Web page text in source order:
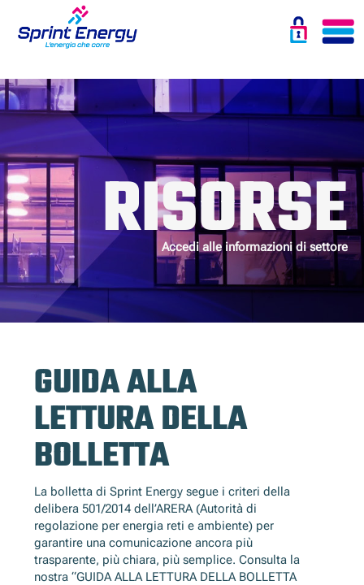
RISORSE
Accedi alle informazioni di settore
GUIDA ALLA
LETTURA DELLA
BOLLETTA
La bolletta di Sprint Energy segue i criteri della
delibera 501/2014 dell’ARERA (Autorità di
regolazione per energia reti e ambiente) per
garantire una comunicazione ancora più
trasparente, più chiara, più semplice. Consulta la
nostra “GUIDA ALLA LETTURA DELLA BOLLETTA